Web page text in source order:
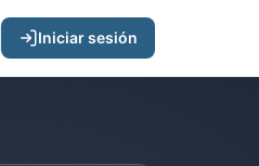
Iniciar sesión